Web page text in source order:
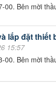
00. Bên mời
lắp đặt thiết
15:57
00. Bên mời